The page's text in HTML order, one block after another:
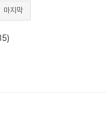
마지막